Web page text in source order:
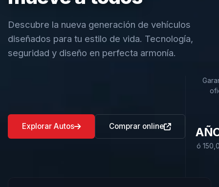
Descubre la nueva generación de vehículos
diseñados para tu estilo de vida. Tecnología,
seguridad y diseño en perfecta armonía.
Explorar Autos Comprar online
ó